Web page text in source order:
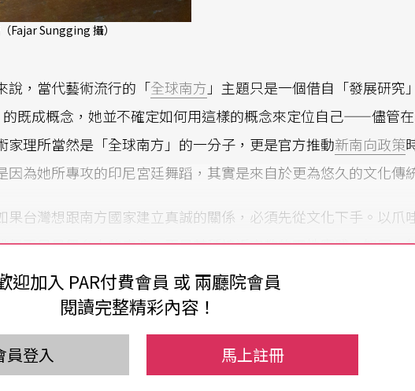
Fajar Sungging 攝）
說，當代藝術流行的「全球南方 」主題只是一個借自「發展研究」
的既成概念，她並不確定如何用這樣的概念來定位自己——儘管
家理所當然是「全球南方」的一分子，更是官方推動新南向政策
為她所專攻的印尼宮廷舞蹈，其實是來自於更為悠久的文化傳
果台灣想跟南方國家建立真誠的關係，必須先從文化下手。以爪
舞不只是舞台上的表演，更是某種接近宗教的靈性實踐，如同一
而是如何一步步達到更好的自己。不一定是傳統定義的宮廷舞者，
、樂手或工程師。這種藝術有著特定的自我規訓，重點在通過這些
廷舞者的身分，反而意味著必須滿足於日常生活。這樣的歷程，她
。
迎加入 PAR付費會員 或 兩廳院會員
閱讀完整精彩內容！
員登入 馬上註冊